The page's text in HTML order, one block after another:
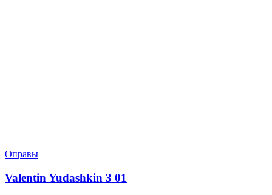
Оправы
Valentin Yudashkin 3 01